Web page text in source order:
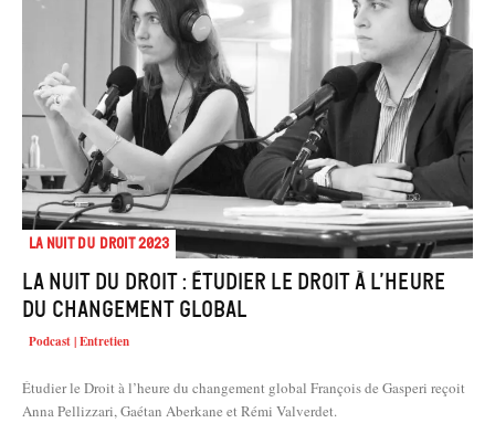
La Nuit du droit 2023
La Nuit du Droit : Étudier le Droit à l’heure
du changement global
Podcast | Entretien
Étudier le Droit à l’heure du changement global François de Gasperi reçoit
Anna Pellizzari, Gaétan Aberkane et Rémi Valverdet.